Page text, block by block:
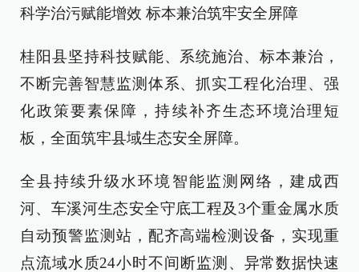
科学治污赋能增效 标本兼治筑牢安全屏障
桂阳县坚持科技赋能、系统施治、标本兼治，
不断完善智慧监测体系、抓实工程化治理、强
化政策要素保障，持续补齐生态环境治理短
板，全面筑牢县域生态安全屏障。
全县持续升级水环境智能监测网络，建成西
河、车溪河生态安全守底工程及3个重金属水质
自动预警监测站，配齐高端检测设备，实现重
点流域水质24小时不间断监测、异常数据快速